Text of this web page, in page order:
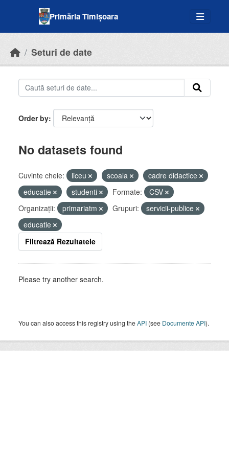
Primăria Timișoara
Seturi de date
Order by
No datasets found
Cuvinte cheie: liceu scoala
cadre didactice
educatie
studenti Formate:
CSV
Organizații:
primariatm Grupuri:
servicii-publice
educatie
Filtrează Rezultatele
Please try another search.
You can also access this registry using theAPI (see Documente API).